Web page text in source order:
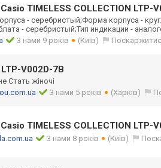
TIMELESS COLLECTION LTP-
- серебристый;Форма корпуса -
- серебристый;Тип индикации -
З нами 9 років (Київ)
V002D-7B
Стать жіночі
З нами 5 років (Харків)
TIMELESS COLLECTION LTP-
З нами 8 років (Київ)